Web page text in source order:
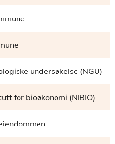
undersøkelse (NGU)
for bioøkonomi (NIBIO)